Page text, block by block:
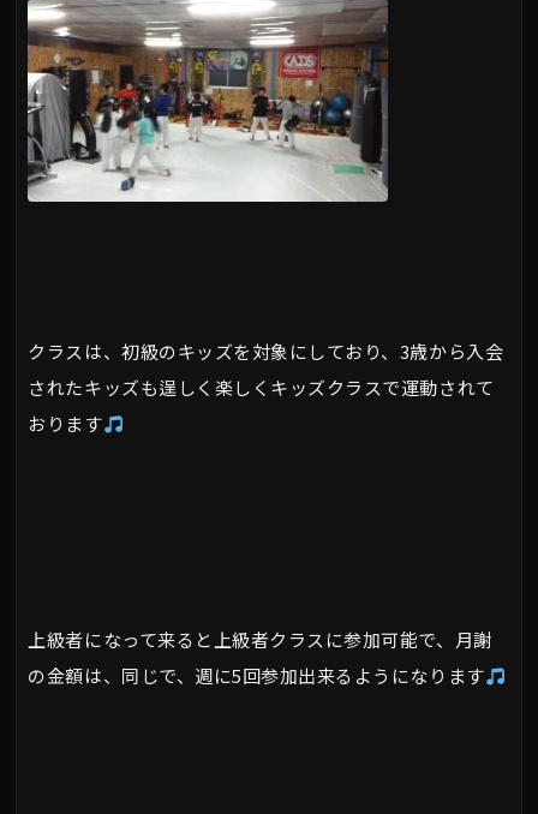
クラスは、初級のキッズを対象にしており、3歳から入会
されたキッズも逞しく楽しくキッズクラスで運動されて
おります
上級者になって来ると上級者クラスに参加可能で、月謝
の金額は、同じで、週に5回参加出来るようになります